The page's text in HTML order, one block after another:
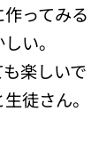
作ってみる
い。
楽しいで
徒さん。